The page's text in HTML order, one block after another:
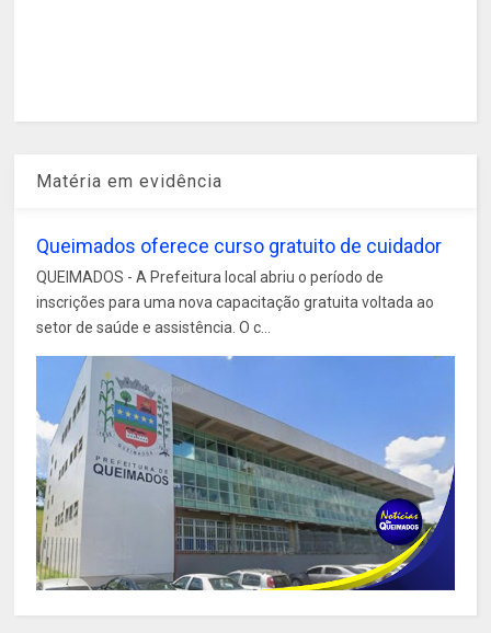
Matéria em evidência
Queimados oferece curso gratuito de cuidador
QUEIMADOS - A Prefeitura local abriu o período de
inscrições para uma nova capacitação gratuita voltada ao
setor de saúde e assistência. O c...